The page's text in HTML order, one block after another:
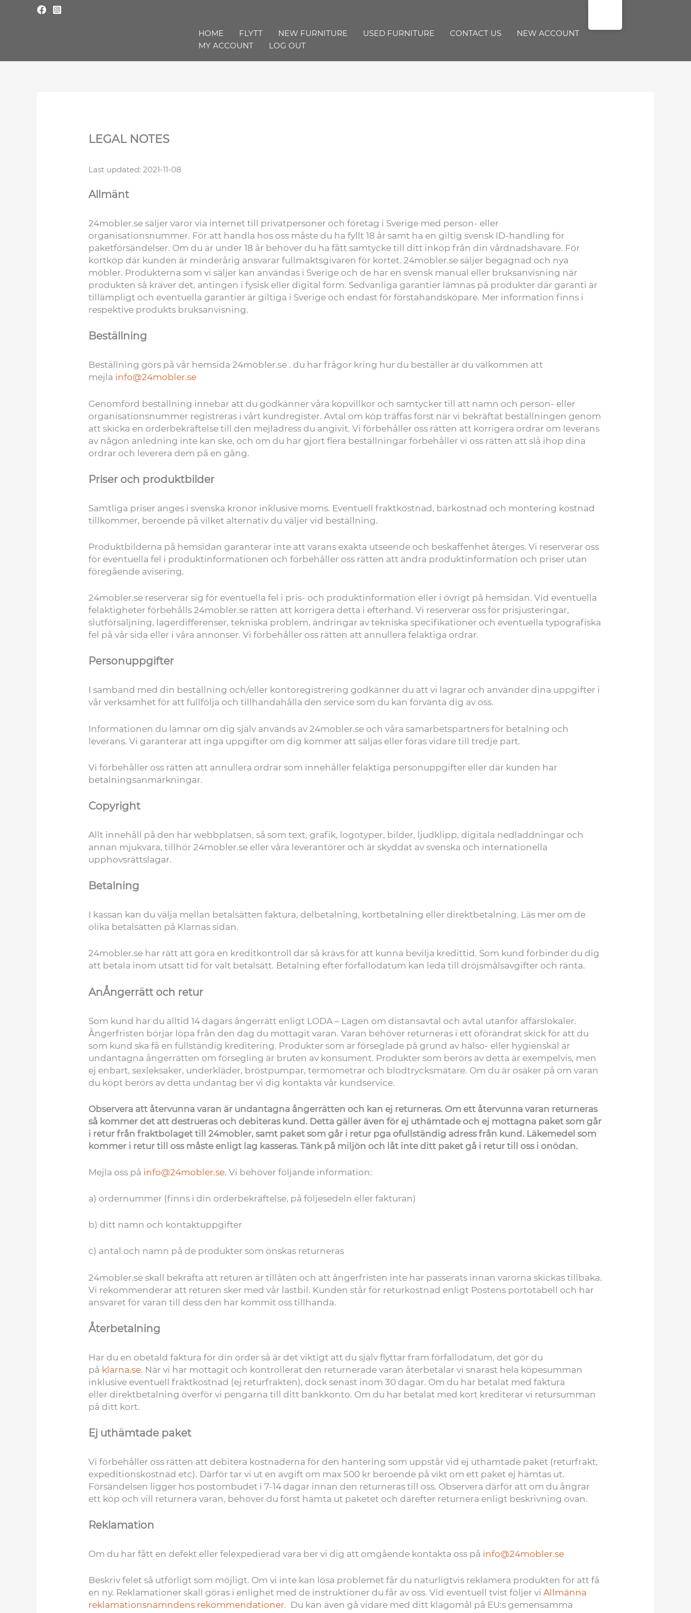
HOME FLYTT NEW FURNITURE USED FURNITURE CONTACT US
NEW ACCOUNT
MY ACCOUNT
LOG OUT
LEGAL NOTES
Last updated: 2021-11-08
Allmänt
24mobler.se säljer varor via internet till privatpersoner och företag i Sverige med person- eller
organisationsnummer. För att handla hos oss måste du ha fyllt 18 år samt ha en giltig svensk ID-handling för
paketförsändelser. Om du är under 18 år behöver du ha fått samtycke till ditt inköp från din vårdnadshavare. För
kortköp där kunden är minderårig ansvarar fullmaktsgivaren för kortet. 24mobler.se säljer begagnad och nya
möbler. Produkterna som vi säljer kan användas i Sverige och de har en svensk manual eller bruksanvisning när
produkten så kräver det, antingen i fysisk eller digital form. Sedvanliga garantier lämnas på produkter där garanti är
tillämpligt och eventuella garantier är giltiga i Sverige och endast för förstahandsköpare. Mer information finns i
respektive produkts bruksanvisning.
Beställning
Beställning görs på vår hemsida 24mobler.se . du har frågor kring hur du beställer är du välkommen att
mejla info@24mobler.se
Genomförd beställning innebär att du godkänner våra köpvillkor och samtycker till att namn och person- eller
organisationsnummer registreras i vårt kundregister. Avtal om köp träffas först när vi bekräftat beställningen genom
att skicka en orderbekräftelse till den mejladress du angivit. Vi förbehåller oss rätten att korrigera ordrar om leverans
av någon anledning inte kan ske, och om du har gjort flera beställningar förbehåller vi oss rätten att slå ihop dina
ordrar och leverera dem på en gång.
Priser och produktbilder
Samtliga priser anges i svenska kronor inklusive moms. Eventuell fraktkostnad, bärkostnad och montering kostnad
tillkommer, beroende på vilket alternativ du väljer vid beställning.
Produktbilderna på hemsidan garanterar inte att varans exakta utseende och beskaffenhet återges. Vi reserverar oss
för eventuella fel i produktinformationen och förbehåller oss rätten att ändra produktinformation och priser utan
föregående avisering.
24mobler.se reserverar sig för eventuella fel i pris- och produktinformation eller i övrigt på hemsidan. Vid eventuella
felaktigheter förbehålls 24mobler.se rätten att korrigera detta i efterhand. Vi reserverar oss för prisjusteringar,
slutförsäljning, lagerdifferenser, tekniska problem, ändringar av tekniska specifikationer och eventuella typografiska
fel på vår sida eller i våra annonser. Vi förbehåller oss rätten att annullera felaktiga ordrar.
Personuppgifter
I samband med din beställning och/eller kontoregistrering godkänner du att vi lagrar och använder dina uppgifter i
vår verksamhet för att fullfölja och tillhandahålla den service som du kan förvänta dig av oss.
Informationen du lämnar om dig själv används av 24mobler.se och våra samarbetspartners för betalning och
leverans. Vi garanterar att inga uppgifter om dig kommer att säljas eller föras vidare till tredje part.
Vi förbehåller oss rätten att annullera ordrar som innehåller felaktiga personuppgifter eller där kunden har
betalningsanmärkningar.
Copyright
Allt innehåll på den här webbplatsen, så som text, grafik, logotyper, bilder, ljudklipp, digitala nedladdningar och
annan mjukvara, tillhör 24mobler.se eller våra leverantörer och är skyddat av svenska och internationella
upphovsrättslagar.
Betalning
I kassan kan du välja mellan betalsätten faktura, delbetalning, kortbetalning eller direktbetalning. Läs mer om de
olika betalsätten på Klarnas sidan.
24mobler.se har rätt att göra en kreditkontroll där så krävs för att kunna bevilja kredittid. Som kund förbinder du dig
att betala inom utsatt tid för valt betalsätt. Betalning efter förfallodatum kan leda till dröjsmålsavgifter och ränta.
AnÅngerrätt och retur
Som kund har du alltid 14 dagars ångerrätt enligt LODA – Lagen om distansavtal och avtal utanför affärslokaler.
Ångerfristen börjar löpa från den dag du mottagit varan. Varan behöver returneras i ett oförändrat skick för att du
som kund ska få en fullständig kreditering. Produkter som är förseglade på grund av hälso- eller hygienskäl är
undantagna ångerrätten om försegling är bruten av konsument. Produkter som berörs av detta är exempelvis, men
ej enbart, sexleksaker, underkläder, bröstpumpar, termometrar och blodtrycksmätare. Om du är osäker på om varan
du köpt berörs av detta undantag ber vi dig kontakta vår kundservice.
Observera att återvunna varan är undantagna ångerrätten och kan ej returneras. Om ett återvunna varan returneras
så kommer det att destrueras och debiteras kund. Detta gäller även för ej uthämtade och ej mottagna paket som går
i retur från fraktbolaget till 24mobler, samt paket som går i retur pga ofullständig adress från kund. Läkemedel som
kommer i retur till oss måste enligt lag kasseras. Tänk på miljön och låt inte ditt paket gå i retur till oss i onödan.
Mejla oss på info@24mobler.se. Vi behöver följande information:
a) ordernummer (finns i din orderbekräftelse, på följesedeln eller fakturan)
b) ditt namn och kontaktuppgifter
c) antal och namn på de produkter som önskas returneras
24mobler.se skall bekräfta att returen är tillåten och att ångerfristen inte har passerats innan varorna skickas tillbaka.
Vi rekommenderar att returen sker med vår lastbil. Kunden står för returkostnad enligt Postens portotabell och har
ansvaret för varan till dess den har kommit oss tillhanda.
Återbetalning
Har du en obetald faktura för din order så är det viktigt att du själv flyttar fram förfallodatum, det gör du
på klarna.se. När vi har mottagit och kontrollerat den returnerade varan återbetalar vi snarast hela köpesumman
inklusive eventuell fraktkostnad (ej returfrakten), dock senast inom 30 dagar. Om du har betalat med faktura
eller direktbetalning överför vi pengarna till ditt bankkonto. Om du har betalat med kort krediterar vi retursumman
på ditt kort.
Ej uthämtade paket
Vi förbehåller oss rätten att debitera kostnaderna för den hantering som uppstår vid ej uthämtade paket (returfrakt,
expeditionskostnad etc). Därför tar vi ut en avgift om max 500 kr beroende på vikt om ett paket ej hämtas ut.
Försändelsen ligger hos postombudet i 7-14 dagar innan den returneras till oss. Observera därför att om du ångrar
ett köp och vill returnera varan, behöver du först hämta ut paketet och därefter returnera enligt beskrivning ovan.
Reklamation
Om du har fått en defekt eller felexpedierad vara ber vi dig att omgående kontakta oss på info@24mobler.se
Beskriv felet så utförligt som möjligt. Om vi inte kan lösa problemet får du naturligtvis reklamera produkten för att få
en ny. Reklamationer skall göras i enlighet med de instruktioner du får av oss. Vid eventuell tvist följer viAllmänna
reklamationsnämndens rekommendationer. Du kan även gå vidare med ditt klagomål på EU:s gemensamma